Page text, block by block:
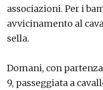
associazioni. Per i
avvicinamento al
sella.
Domani, con
9, passeggiata a